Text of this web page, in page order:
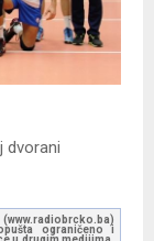
dvorani
ograničeno i